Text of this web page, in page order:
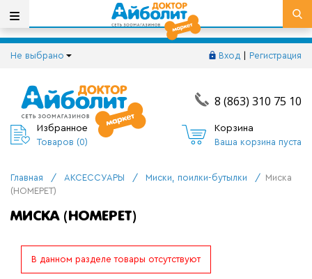
Не выбрано Вход Регистрация
8 (863) 310 75 10
Избранное
Товаров (0)
Корзина
Ваша корзина пуста
Главная / АКСЕССУАРЫ / Миски, поилки-бутылки /
Миска
(HOMEPET)
МИСКА (HOMEPET)
В данном разделе товары отсутствуют